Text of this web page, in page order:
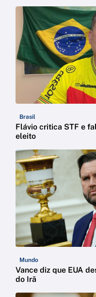
Brasil
Flávio critica STF e
eleito
Mundo
Vance diz que EUA
do Irã